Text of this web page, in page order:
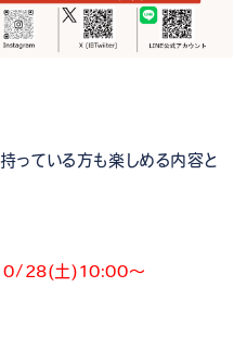
っている方も楽しめる内容と
10/28(土)10:00～